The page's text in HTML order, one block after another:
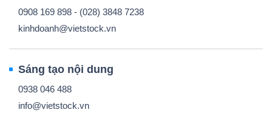
0908 169 898 - (028) 3848 7238
kinhdoanh@vietstock.vn
Sáng tạo nội dung
0938 046 488
info@vietstock.vn